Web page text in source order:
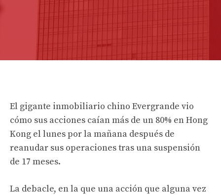
El gigante inmobiliario chino Evergrande vio
cómo sus acciones caían más de un 80% en Hong
Kong el lunes por la mañana después de
reanudar sus operaciones tras una suspensión
de 17 meses.
La debacle, en la que una acción que alguna vez